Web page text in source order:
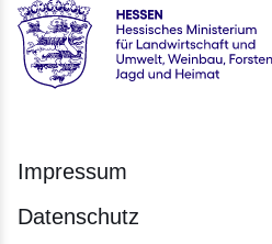
Hessen - Hessisches
Impressum
Datenschutz